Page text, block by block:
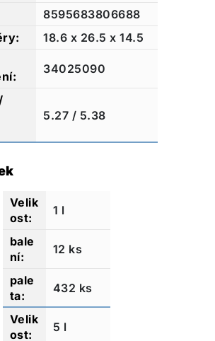
8595683806688
18.6 x 26.5 x 14.5
34025090
5.27 / 5.38
1 l
12 ks
432 ks
5 l